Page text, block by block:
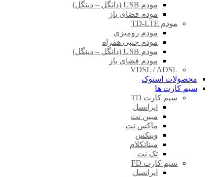
مودم USB (دانگل – دینگل)
مودم فضای باز
مودم TD-LTE
مودم رومیزی
مودم جیبی همراه
مودم USB (دانگل – دینگل)
مودم فضای باز
VDSL / ADSL
محصولات استوک
سیم کارت ها
سیم کارت TD
ایرانسل
مبین نت
ماکس نت
وینکس
مبناتکلام
تک نت
سیم کارت FD
ایرانسل